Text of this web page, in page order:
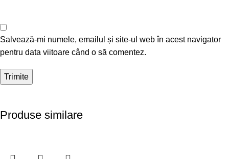
Salvează-mi numele, emailul și site-ul web în acest navigator
pentru data viitoare când o să comentez.
Produse similare